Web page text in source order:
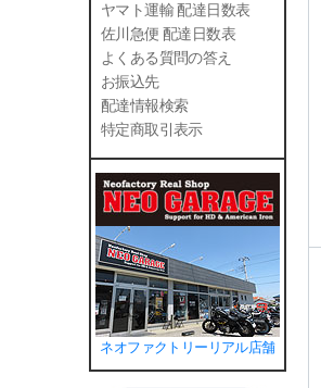
ヤマト運輸 配達日数表
佐川急便 配達日数表
よくある質問の答え
お振込先
配達情報検索
特定商取引表示
ネオファクトリーリアル店舗